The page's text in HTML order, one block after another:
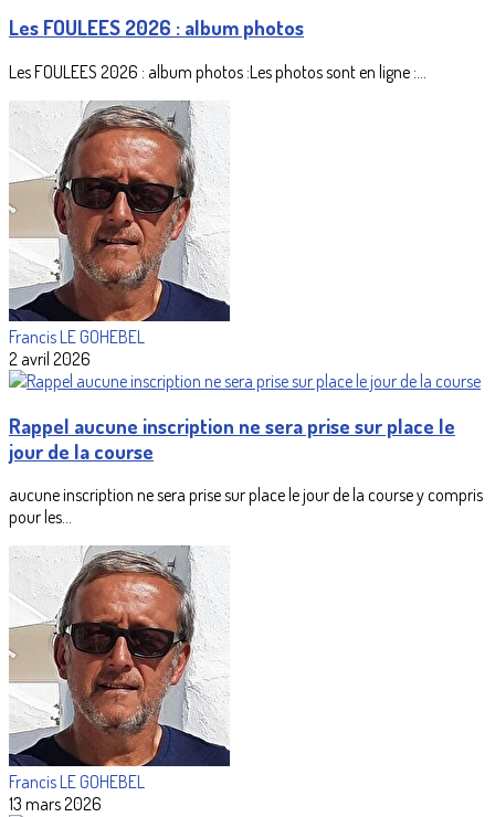
Les FOULEES 2026 : album photos
Les FOULEES 2026 : album photos :Les photos sont en ligne :...
Francis LE GOHEBEL
2 avril 2026
Rappel aucune inscription ne sera prise sur place le
jour de la course
aucune inscription ne sera prise sur place le jour de la course y compris
pour les...
Francis LE GOHEBEL
13 mars 2026